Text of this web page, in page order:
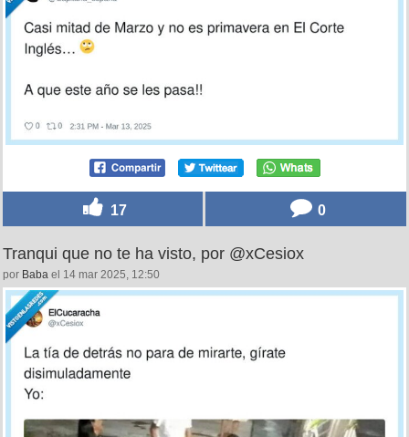
17 0
Tranqui que no te ha visto, por @xCesiox
por Baba el 14 mar 2025, 12:50